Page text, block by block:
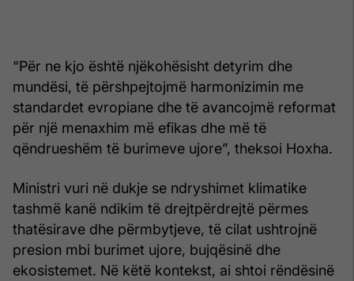
“Për ne kjo është njëkohësisht detyrim dhe
mundësi, të përshpejtojmë harmonizimin me
standardet evropiane dhe të avancojmë reformat
për një menaxhim më efikas dhe më të
qëndrueshëm të burimeve ujore”, theksoi Hoxha.
Ministri vuri në dukje se ndryshimet klimatike
tashmë kanë ndikim të drejtpërdrejtë përmes
thatësirave dhe përmbytjeve, të cilat ushtrojnë
presion mbi burimet ujore, bujqësinë dhe
ekosistemet. Në këtë kontekst, ai shtoi rëndësinë